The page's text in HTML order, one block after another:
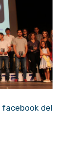
facebook del